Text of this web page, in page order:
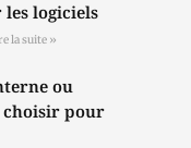
les logiciels
la suite »
ou
choisir pour